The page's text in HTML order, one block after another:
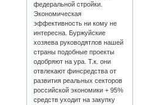
федеральной стройки.
Экономическая
эффективность ни кому не
интересна. Буржуйские
хозяева руководятлов нашей
страны подобные проекты
одобряют на ура. Т.к. они
отвлекают финсредства от
развития реальных секторов
российской экономики + 95%
средств уходит на закупку